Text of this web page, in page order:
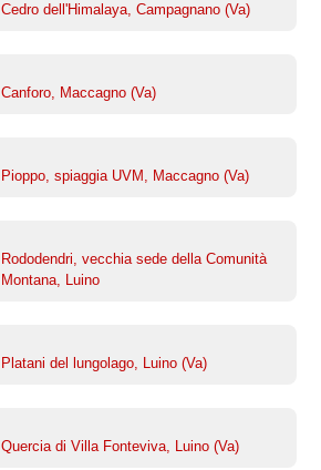
Cedro dell'Himalaya, Campagnano (Va)
Canforo, Maccagno (Va)
Pioppo, spiaggia UVM, Maccagno (Va)
Rododendri, vecchia sede della Comunità
Montana, Luino
Platani del lungolago, Luino (Va)
Quercia di Villa Fonteviva, Luino (Va)